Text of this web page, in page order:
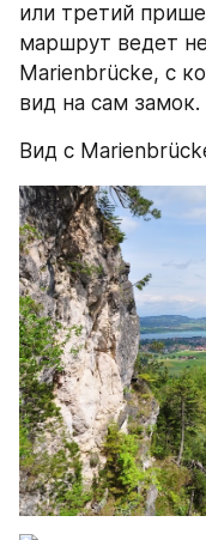
или третий
маршрут ведет
Marienbrücke, с
вид на сам
Вид с